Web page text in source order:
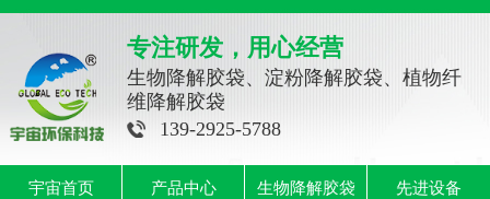
专注研发，用心经营
生物降解胶袋、淀粉降解胶袋、植物纤
维降解胶袋
139-2925-5788
宇宙首页 产品中心 生物降解胶袋 先进设备